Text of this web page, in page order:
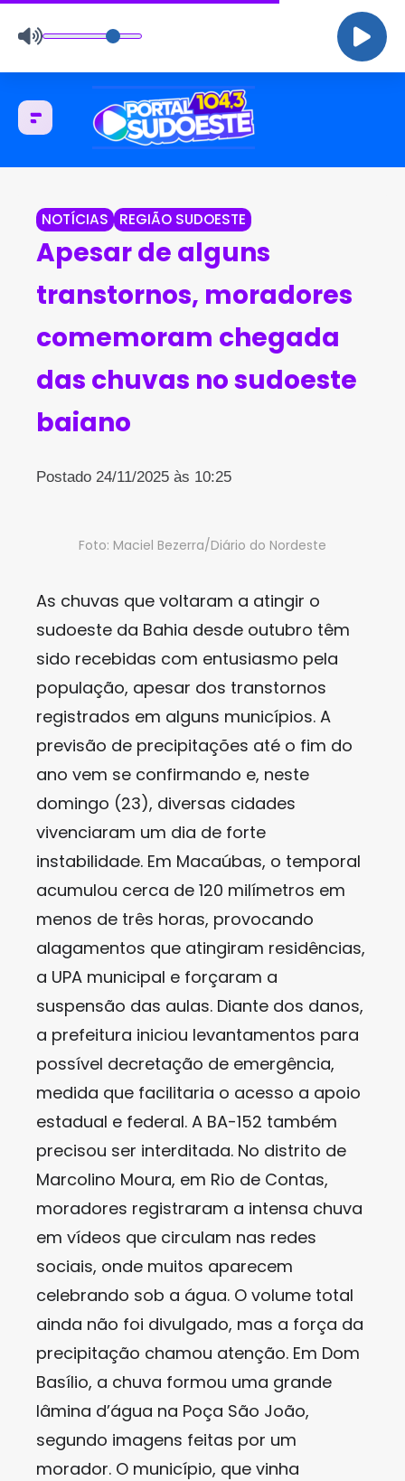
NOTÍCIAS REGIÃO SUDOESTE
Apesar de alguns
transtornos, moradores
comemoram chegada
das chuvas no sudoeste
baiano
Postado 24/11/2025 às 10:25
Foto: Maciel Bezerra/Diário do Nordeste
As chuvas que voltaram a atingir o
sudoeste da Bahia desde outubro têm
sido recebidas com entusiasmo pela
população, apesar dos transtornos
registrados em alguns municípios. A
previsão de precipitações até o fim do
ano vem se confirmando e, neste
domingo (23), diversas cidades
vivenciaram um dia de forte
instabilidade. Em Macaúbas, o temporal
acumulou cerca de 120 milímetros em
menos de três horas, provocando
alagamentos que atingiram residências,
a UPA municipal e forçaram a
suspensão das aulas. Diante dos danos,
a prefeitura iniciou levantamentos para
possível decretação de emergência,
medida que facilitaria o acesso a apoio
estadual e federal. A BA-152 também
precisou ser interditada. No distrito de
Marcolino Moura, em Rio de Contas,
moradores registraram a intensa chuva
em vídeos que circulam nas redes
sociais, onde muitos aparecem
celebrando sob a água. O volume total
ainda não foi divulgado, mas a força da
precipitação chamou atenção. Em Dom
Basílio, a chuva formou uma grande
lâmina d’água na Poça São João,
segundo imagens feitas por um
morador. O município, que vinha